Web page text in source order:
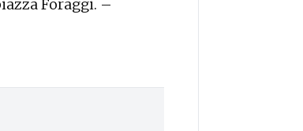
Foraggi. –